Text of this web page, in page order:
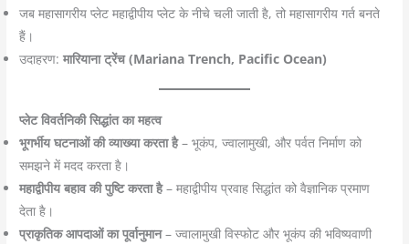
जब महासागरीय प्लेट महाद्वीपीय प्लेट के नीचे चली जाती है, तो महासागरीय गर्त बनते
हैं।
उदाहरण:मारियाना ट्रेंच (Mariana Trench, Pacific Ocean)
प्लेट विवर्तनिकी सिद्धांत का महत्व
भूगर्भीय घटनाओं की व्याख्या करता है– भूकंप, ज्वालामुखी, और पर्वत निर्माण को
समझने में मदद करता है।
महाद्वीपीय बहाव की पुष्टि करता है– महाद्वीपीय प्रवाह सिद्धांत को वैज्ञानिक प्रमाण
देता है।
प्राकृतिक आपदाओं का पूर्वानुमान– ज्वालामुखी विस्फोट और भूकंप की भविष्यवाणी